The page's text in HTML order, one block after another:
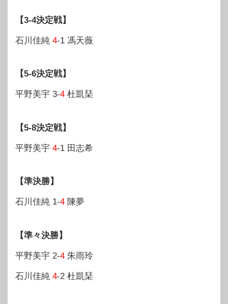
【3-4決定戦】
石川佳純 4-1 馮天薇
【5-6決定戦】
平野美宇 3-4 杜凱琹
【5-8決定戦】
平野美宇 4-1 田志希
【準決勝】
石川佳純 1-4 陳夢
【準々決勝】
平野美宇 2-4 朱雨玲
石川佳純 4-2 杜凱琹